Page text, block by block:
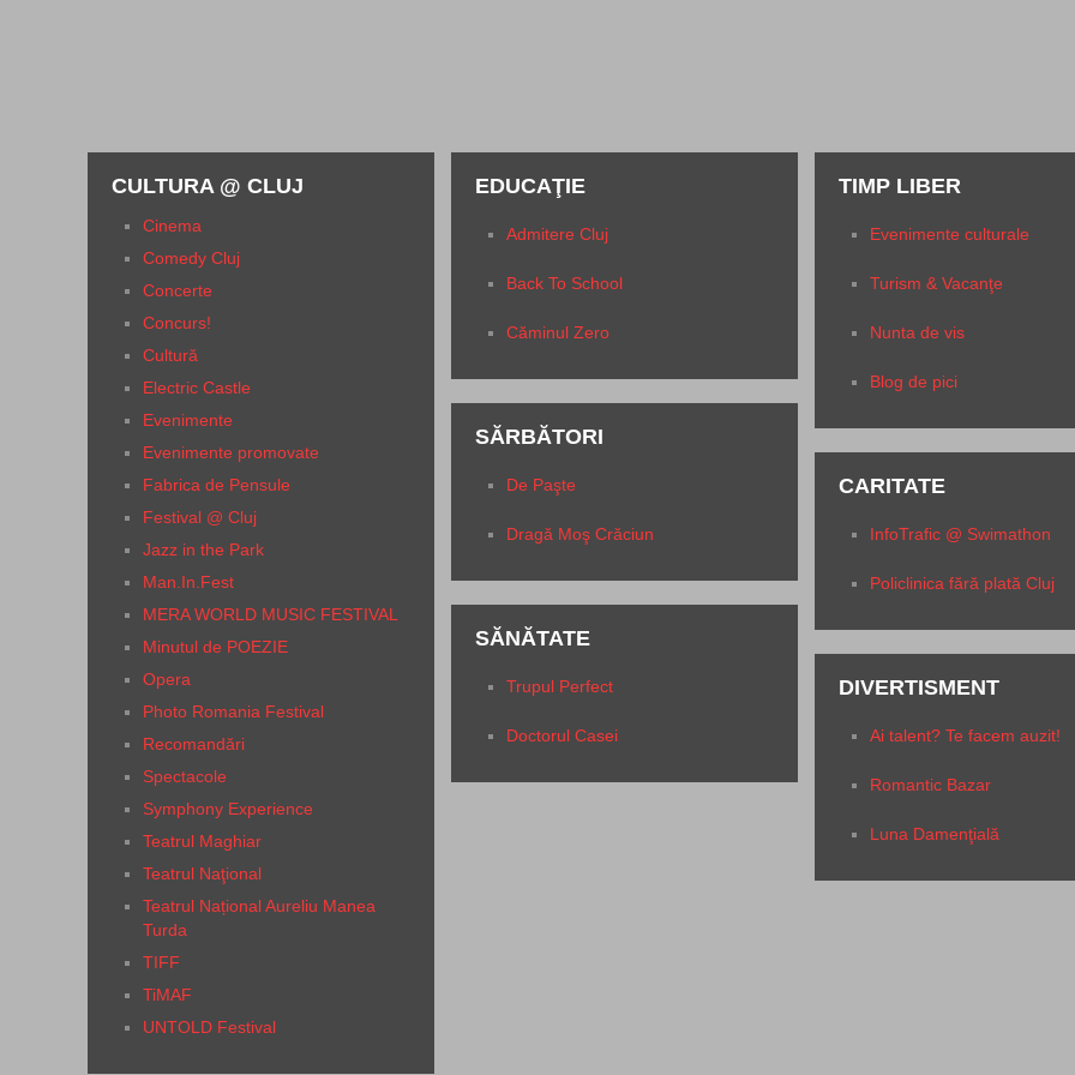
CULTURA @ CLUJ
Cinema
Comedy Cluj
Concerte
Concurs!
Cultură
Electric Castle
Evenimente
Evenimente promovate
Fabrica de Pensule
Festival @ Cluj
Jazz in the Park
Man.In.Fest
MERA WORLD MUSIC FESTIVAL
Minutul de POEZIE
Opera
Photo Romania Festival
Recomandări
Spectacole
Symphony Experience
Teatrul Maghiar
Teatrul Naţional
Teatrul Național Aureliu Manea
Turda
TIFF
TiMAF
UNTOLD Festival
EDUCAŢIE
Admitere Cluj
Back To School
Căminul Zero
SĂRBĂTORI
De Paşte
Dragă Moş Crăciun
SĂNĂTATE
Trupul Perfect
Doctorul Casei
TIMP LIBER
Evenimente culturale
Turism & Vacanţe
Nunta de vis
Blog de pici
CARITATE
InfoTrafic @ Swimathon
Policlinica fără plată Cluj
DIVERTISMENT
Ai talent? Te facem auzit!
Romantic Bazar
Luna Damenţială